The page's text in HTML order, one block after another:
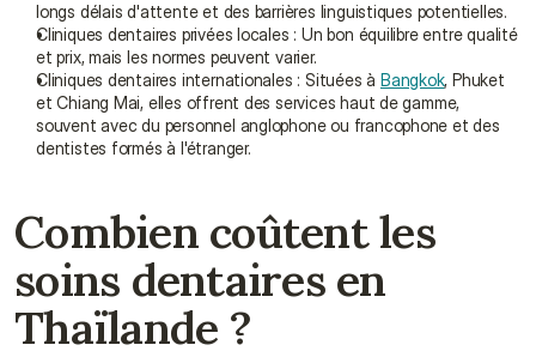
longs délais d'attente et des barrières linguistiques potentielles.
Cliniques dentaires privées locales : Un bon équilibre entre qualité
et prix, mais les normes peuvent varier.
Cliniques dentaires internationales : Situées à Bangkok, Phuket
et Chiang Mai, elles offrent des services haut de gamme,
souvent avec du personnel anglophone ou francophone et des
dentistes formés à l'étranger.
Combien coûtent les
soins dentaires en
Thaïlande ?